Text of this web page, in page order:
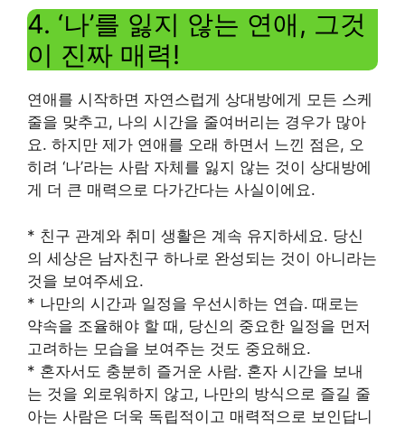
4. ‘나’를 잃지 않는 연애, 그것
이 진짜 매력!
연애를 시작하면 자연스럽게 상대방에게 모든 스케
줄을 맞추고, 나의 시간을 줄여버리는 경우가 많아
요. 하지만 제가 연애를 오래 하면서 느낀 점은, 오
히려 ‘나’라는 사람 자체를 잃지 않는 것이 상대방에
게 더 큰 매력으로 다가간다는 사실이에요.
* 친구 관계와 취미 생활은 계속 유지하세요. 당신
의 세상은 남자친구 하나로 완성되는 것이 아니라는
것을 보여주세요.
* 나만의 시간과 일정을 우선시하는 연습. 때로는
약속을 조율해야 할 때, 당신의 중요한 일정을 먼저
고려하는 모습을 보여주는 것도 중요해요.
* 혼자서도 충분히 즐거운 사람. 혼자 시간을 보내
는 것을 외로워하지 않고, 나만의 방식으로 즐길 줄
아는 사람은 더욱 독립적이고 매력적으로 보인답니